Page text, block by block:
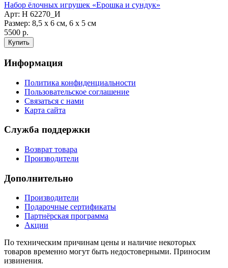
Набор ёлочных игрушек «Ерошка и сундук»
Арт: Н 62270_И
Размер: 8,5 х 6 см, 6 х 5 см
5500 р.
Информация
Политика конфиденциальности
Пользовательское соглашение
Связаться с нами
Карта сайта
Служба поддержки
Возврат товара
Производители
Дополнительно
Производители
Подарочные сертификаты
Партнёрская программа
Акции
По техническим причинам цены и наличие некоторых
товаров временно могут быть недостоверными. Приносим
извинения.